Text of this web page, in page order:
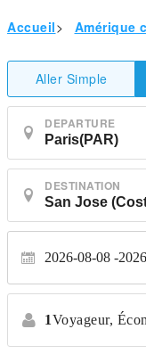
Accueil> Amérique
Aller Simple
DEPARTURE
DESTINATION
2026-08-08
1Voyageur,